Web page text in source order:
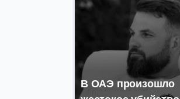
В ОАЭ произошло